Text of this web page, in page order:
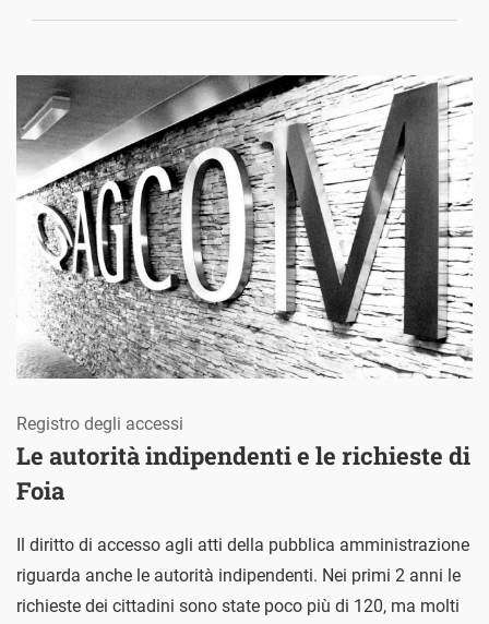
Le autorità indipendenti e le richieste di
Foia
Registro degli accessi
Il diritto di accesso agli atti della pubblica amministrazione
riguarda anche le autorità indipendenti. Nei primi 2 anni le
richieste dei cittadini sono state poco più di 120, ma molti